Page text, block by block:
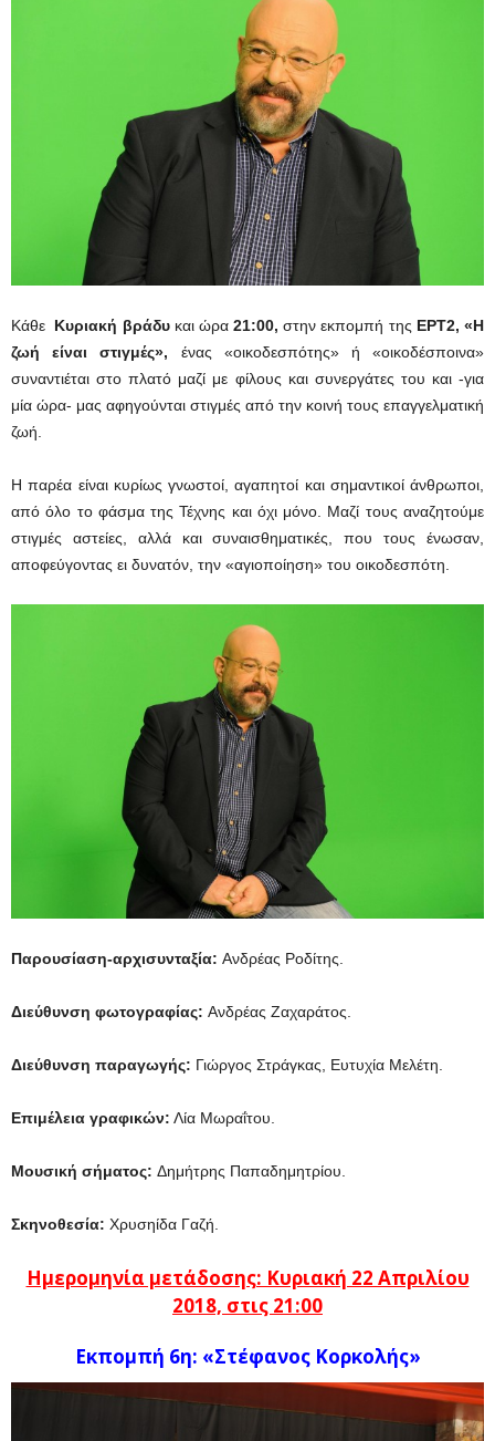
Κάθε Κυριακή βράδυκαι ώρα21:00, στην εκπομπή της ΕΡΤ2, «Η
ζωή είναι στιγμές», ένας «οικοδεσπότης» ή «οικοδέσποινα»
συναντιέται στο πλατό μαζί με φίλους και συνεργάτες του και -για
μία ώρα- μας αφηγούνται στιγμές από την κοινή τους επαγγελματική
ζωή.
Η παρέα είναι κυρίως γνωστοί, αγαπητοί και σημαντικοί άνθρωποι,
από όλο το φάσμα της Τέχνης και όχι μόνο. Μαζί τους αναζητούμε
στιγμές αστείες, αλλά και συναισθηματικές, που τους ένωσαν,
αποφεύγοντας ει δυνατόν, την «αγιοποίηση» του οικοδεσπότη.
Παρουσίαση-αρχισυνταξία: Ανδρέας Ροδίτης.
Διεύθυνση φωτογραφίας: Ανδρέας Ζαχαράτος.
Διεύθυνση παραγωγής: Γιώργος Στράγκας, Ευτυχία Μελέτη.
Επιμέλεια γραφικών: Λία Μωραΐτου.
Μουσική σήματος: Δημήτρης Παπαδημητρίου.
Σκηνοθεσία: Χρυσηίδα Γαζή.
Ημερομηνία μετάδοσης: Κυριακή 22 Απριλίου
2018, στις 21:00
Εκπομπή 6η: «Στέφανος Κορκολής»